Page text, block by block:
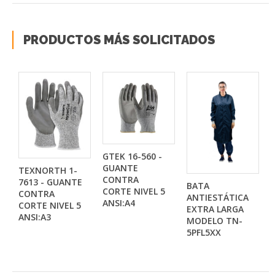
PRODUCTOS MÁS SOLICITADOS
TEXNORTH 1-
7613 - GUANTE
CONTRA
CORTE NIVEL 5
ANSI:A3
GTEK 16-560 -
GUANTE
CONTRA
CORTE NIVEL 5
ANSI:A4
BATA
ANTIESTÁTICA
EXTRA LARGA
MODELO TN-
5PFL5XX